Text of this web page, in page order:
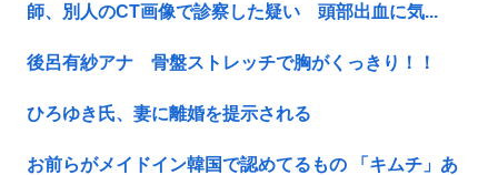
師、別人のCT画像で診察した疑い 頭部出血に気...
後呂有紗アナ 骨盤ストレッチで胸がくっきり！！
ひろゆき氏、妻に離婚を提示される
お前らがメイドイン韓国で認めてるもの 「キムチ」あ